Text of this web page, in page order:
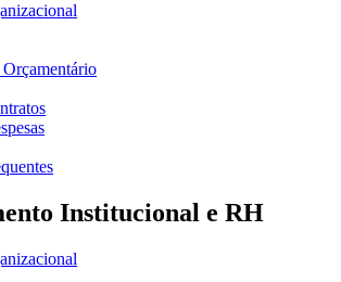
Institucional e RH